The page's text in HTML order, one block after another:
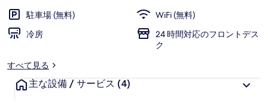
ャ
ラ
ー
防音設備、WiFi (無料)
駐車場 (無料)
WiFi (無料)
冷房
24 時間対応のフロントデス
ク
すべて見る
主な設備 / サービス (4)